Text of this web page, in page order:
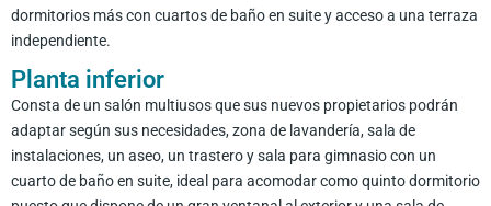
dormitorios más con cuartos de baño en suite y acceso a una terraza
independiente.
Planta inferior
Consta de un salón multiusos que sus nuevos propietarios podrán
adaptar según sus necesidades, zona de lavandería, sala de
instalaciones, un aseo, un trastero y sala para gimnasio con un
cuarto de baño en suite, ideal para acomodar como quinto dormitorio